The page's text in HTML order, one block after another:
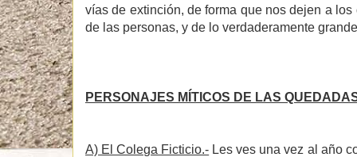
vías de extinción, de forma que nos dejen a
de las personas, y de lo verdaderamente
PERSONAJES MÍTICOS DE LAS
A) El Colega Ficticio.- Les ves una vez al año